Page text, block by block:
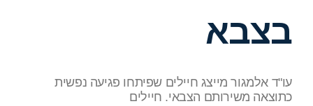
בצבא
עו"ד אלמגור מייצג חיילים שפיתחו פגיעה נפשית
כתוצאה משירותם הצבאי. חיילים